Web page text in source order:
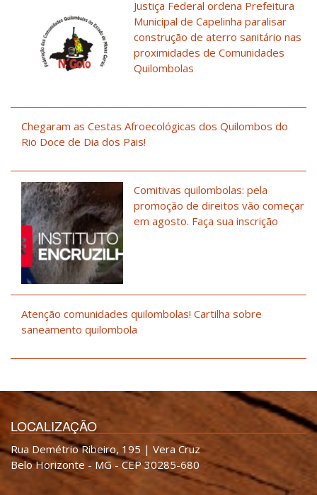
Justiça Federal ordena Prefeitura
Municipal de Capelinha paralisar
construção de aterro sanitário nas
proximidades de Comunidades
Quilombolas
Chegaram as Cestas Afroecológicas dos Quilombos do
Rio Doce de Dia dos Pais!
Comitivas quilombolas: pela
promoção de direitos vão começar
em agosto. Faça sua inscrição
Atenção comunidades quilombolas! Cartilha sobre
saneamento quilombola
LOCALIZAÇÃO
Rua Demétrio Ribeiro, 195 | Vera Cruz
Belo Horizonte - MG - CEP 30285-680